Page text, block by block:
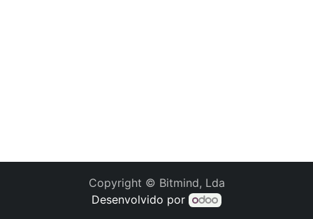
Copyright © Bitmind, Lda
Desenvolvido por